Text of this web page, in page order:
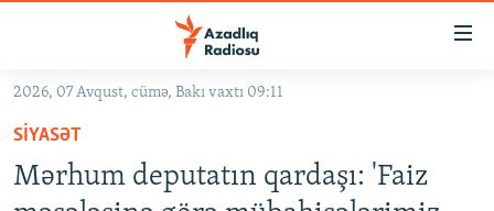
Əsas
qayıt
Əsas
naviqasiyaya
GÜNDƏM
#İZAHLA
KORRUPSIOMETR
2026, 07 Avqust, cümə, Bakı vaxtı 09:11
SIYASƏT
Mərhum deputatın qardaşı: 'Faiz